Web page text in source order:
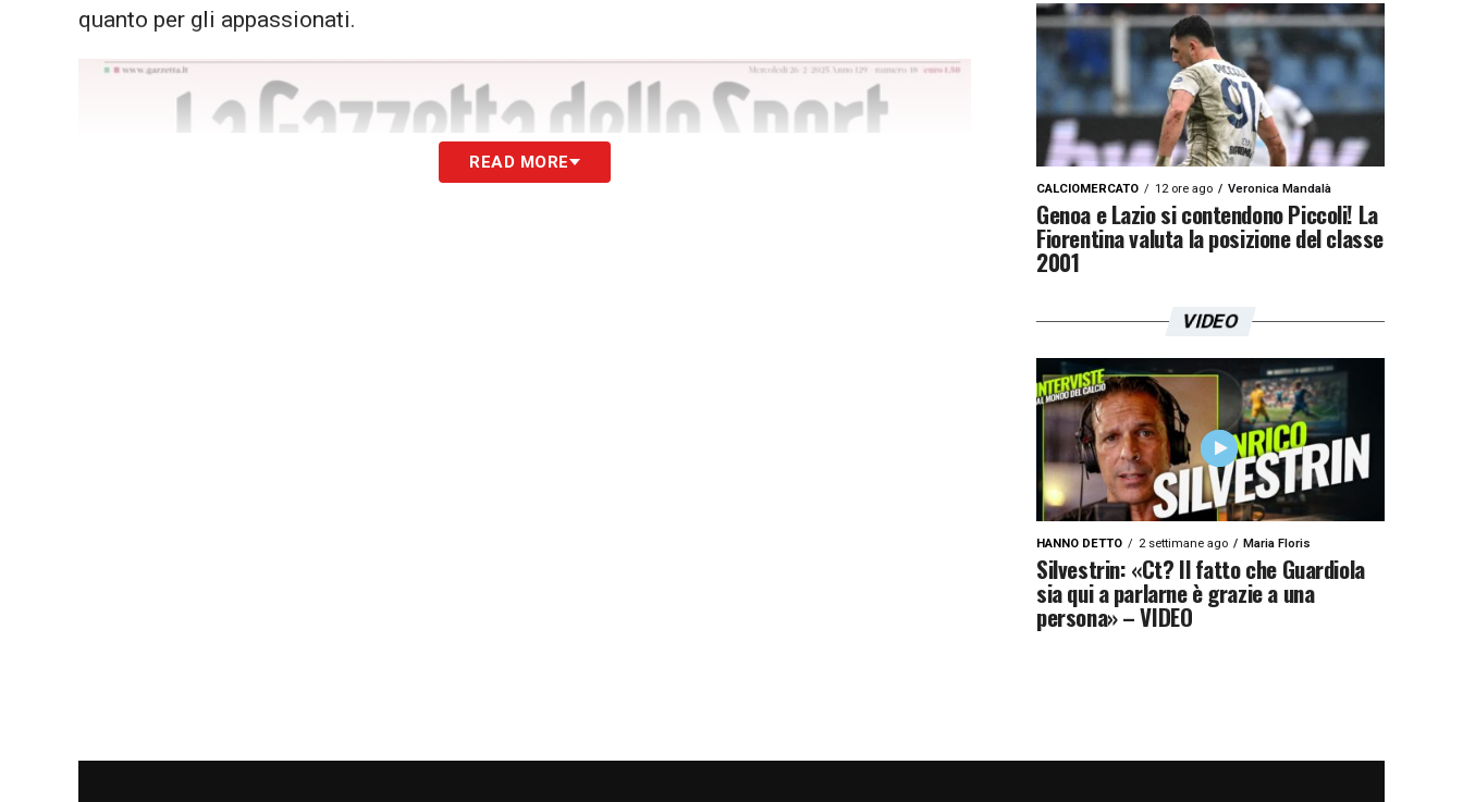
quanto per gli appassionati.
READ MORE
CALCIOMERCATO 12 ore ago Veronica Mandalà
Genoa e Lazio si contendono Piccoli! La
Fiorentina valuta la posizione del classe
2001
VIDEO
HANNO DETTO 2 settimane ago Maria Floris
Silvestrin: «Ct? Il fatto che Guardiola
sia qui a parlarne è grazie a una
persona» – VIDEO